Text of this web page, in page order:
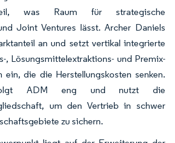
was Raum für strategische
Joint Ventures lässt. Archer Daniels
an und setzt vertikal integrierte
, Lösungsmittelextraktions- und Premix-
ein, die die Herstellungskosten senken.
ADM eng und nutzt die
um den Vertrieb in schwer
zu sichern.